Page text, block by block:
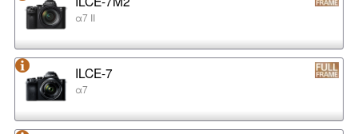
α7 II
ILCE-7
α7